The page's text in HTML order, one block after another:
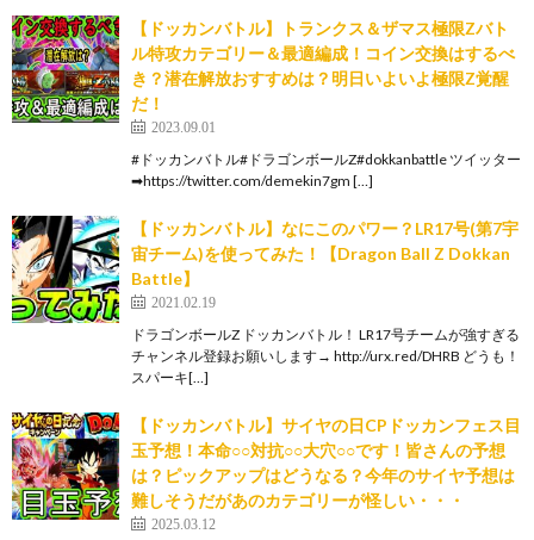
【ドッカンバトル】トランクス＆ザマス極限Zバト
ル特攻カテゴリー＆最適編成！コイン交換はするべ
き？潜在解放おすすめは？明日いよいよ極限Z覚醒
だ！
2023.09.01
#ドッカンバトル#ドラゴンボールZ#dokkanbattle ツイッター
➡https://twitter.com/demekin7gm […]
【ドッカンバトル】なにこのパワー？LR17号(第7宇
宙チーム)を使ってみた！【Dragon Ball Z Dokkan
Battle】
2021.02.19
ドラゴンボールZ ドッカンバトル！ LR17号チームが強すぎる
チャンネル登録お願いします→ http://urx.red/DHRB どうも！
スパーキ[…]
【ドッカンバトル】サイヤの日CPドッカンフェス目
玉予想！本命○○対抗○○大穴○○です！皆さんの予想
は？ピックアップはどうなる？今年のサイヤ予想は
難しそうだがあのカテゴリーが怪しい・・・
2025.03.12